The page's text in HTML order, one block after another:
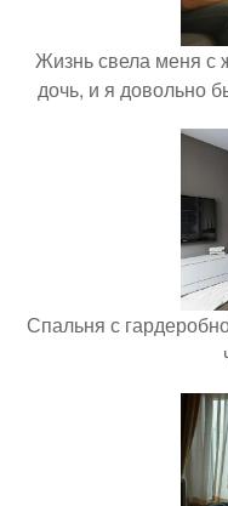
Жизнь свела меня с
дочь, и я довольно
Спальня с